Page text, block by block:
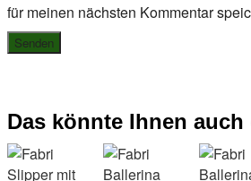
für meinen nächsten Kommentar
Das könnte Ihnen